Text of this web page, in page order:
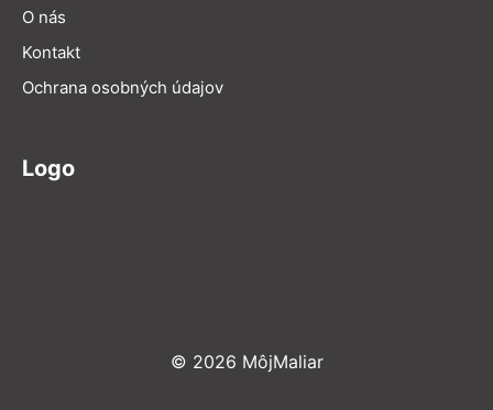
O nás
Kontakt
Ochrana osobných údajov
Logo
© 2026 MôjMaliar